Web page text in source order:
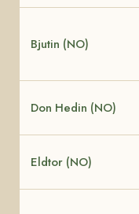
Bjutin (NO)
Don Hedin (NO)
Eldtor (NO)